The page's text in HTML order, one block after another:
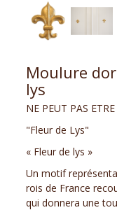
Moulure
lys
NE PEUT PAS
"Fleur de Lys"
« Fleur de lys »
Un motif
rois de France
qui donnera une